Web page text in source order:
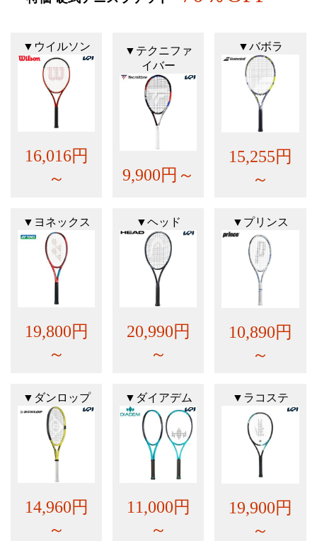
▼ウイルソン
16,016円
～
▼テクニファ
イバー
9,900円～
▼バボラ
15,255円
～
▼ヨネックス
19,800円
～
▼ヘッド
20,990円
～
▼プリンス
10,890円
～
▼ダンロップ
14,960円
～
▼ダイアデム
11,000円
～
▼ラコステ
19,900円
～